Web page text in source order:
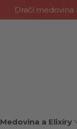
Dračí
Medovina a Elixíry